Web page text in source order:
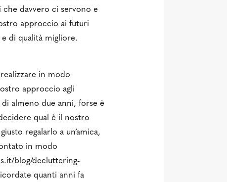
davvero ci servono e
approccio ai futuri
di qualità migliore.
in modo
approccio agli
almeno due anni, forse è
qual è il nostro
regalarlo a un’amica,
in modo
blog/decluttering-
quanti anni fa